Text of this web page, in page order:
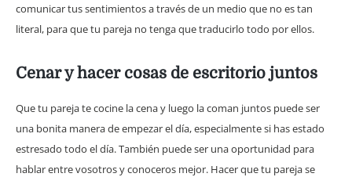
comunicar tus sentimientos a través de un medio que no es tan
literal, para que tu pareja no tenga que traducirlo todo por ellos.
Cenar y hacer cosas de escritorio juntos
Que tu pareja te cocine la cena y luego la coman juntos puede ser
una bonita manera de empezar el día, especialmente si has estado
estresado todo el día. También puede ser una oportunidad para
hablar entre vosotros y conoceros mejor. Hacer que tu pareja se